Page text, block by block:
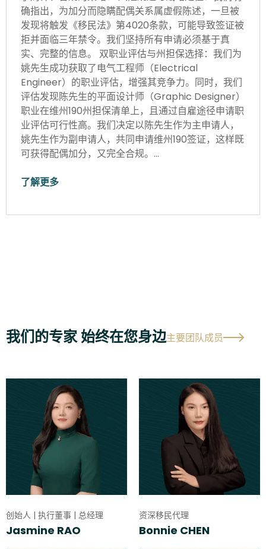
确指出，为加分而隐瞒配偶关系属虚假陈述，一旦被
发现将触发《移民法》第4020条款，可能导致签证被
拒并面临三年禁令。我们坚持所有申请必须基于真
实、完整的信息。 双职业评估与州担保选择：我们为
姚先生成功获取了电气工程师（Electrical
Engineer）的职业评估，增强其竞争力。同时，我们
评估发现陈先生的平面设计师（Graphic Designer）
职业在维州190州担保清单上，且通过自雇途径申请职
业评估可行性高。我们决定以陈先生作为主申请人，
姚先生作为副申请人，共同申请维州190签证，这样既
可获得配偶加分，又完全合规。…
了解更多
我们的专家 始终在您身边主要团队成员
创始人 | 执行董事 | 总经理
Jasmine RAO
资深移民代理
Bonnie CHEN